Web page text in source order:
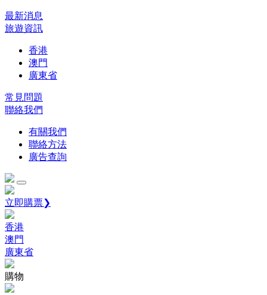
最新消息
旅遊資訊
香港
澳門
廣東省
常見問題
聯絡我們
有關我們
聯絡方法
廣告查詢
立即購票❯
香港
澳門
廣東省
購物